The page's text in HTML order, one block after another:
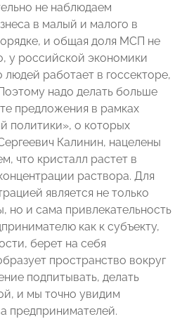
не наблюдаем
в малый и малого в
и общая доля МСП не
у российской экономики
работает в госсекторе,
надо делать больше
предложения в рамках
политики», о которых
Калинин, нацелены
что кристалл растет в
раствора. Для
является не только
но и сама привлекательность
как к субъекту,
берет на себя
пространство вокруг
подпитывать, делать
и мы точно увидим
предпринимателей.